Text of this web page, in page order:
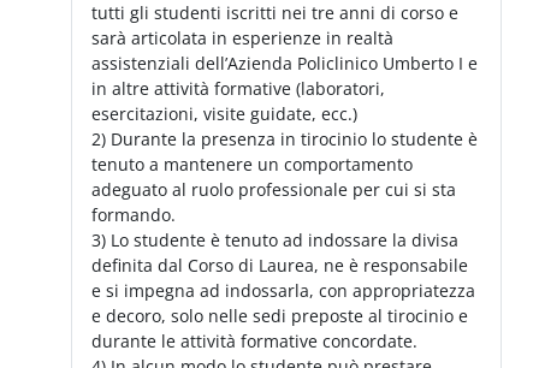
tutti gli studenti iscritti nei tre anni di corso e
sarà articolata in esperienze in realtà
assistenziali dell’Azienda Policlinico Umberto I e
in altre attività formative (laboratori,
esercitazioni, visite guidate, ecc.)
2) Durante la presenza in tirocinio lo studente è
tenuto a mantenere un comportamento
adeguato al ruolo professionale per cui si sta
formando.
3) Lo studente è tenuto ad indossare la divisa
definita dal Corso di Laurea, ne è responsabile
e si impegna ad indossarla, con appropriatezza
e decoro, solo nelle sedi preposte al tirocinio e
durante le attività formative concordate.